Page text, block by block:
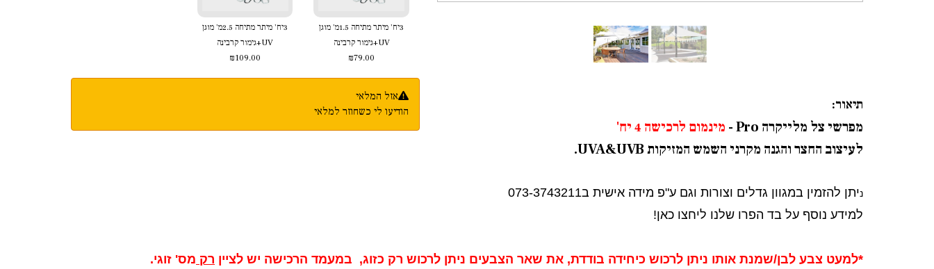
3יח' מיתר מתיחה 1.5מ' מוגן
UV+גימור קרבינה
₪79.00
3יח' מיתר מתיחה 2.5מ' מוגן
UV+גימור קרבינה
₪109.00
אזל המלאי
הודיעו לי כשחוזר למלאי
תיאור:
מפרשי צל מלייקרה Pro -
מינמום לרכישה 4 יח'
לעיצוב החצר והגנה מקרני השמש המזיקות UVA&UVB.
ניתן להזמין במגוון גדלים וצורות וגם ע"פ מידה אישית ב073-3743211
למידע נוסף על בד הפרו שלנו ליחצו כאן!
*למעט צבע לבן/שמנת אותו ניתן לרכוש כיחידה בודדת, את שאר הצבעים ניתן לרכוש רק כזוג, במעמד הרכישה יש לציין רק מס' זוגי.